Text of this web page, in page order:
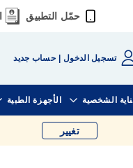
حمّل التطبيق
تسجيل الدخول حساب جديد
الشخصية الأجهزة الطبية
تغيير